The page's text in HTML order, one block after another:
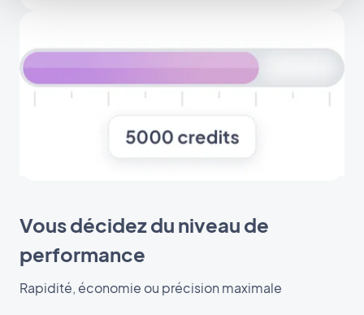
Vous décidez du niveau de
performance
Rapidité, économie ou précision maximale